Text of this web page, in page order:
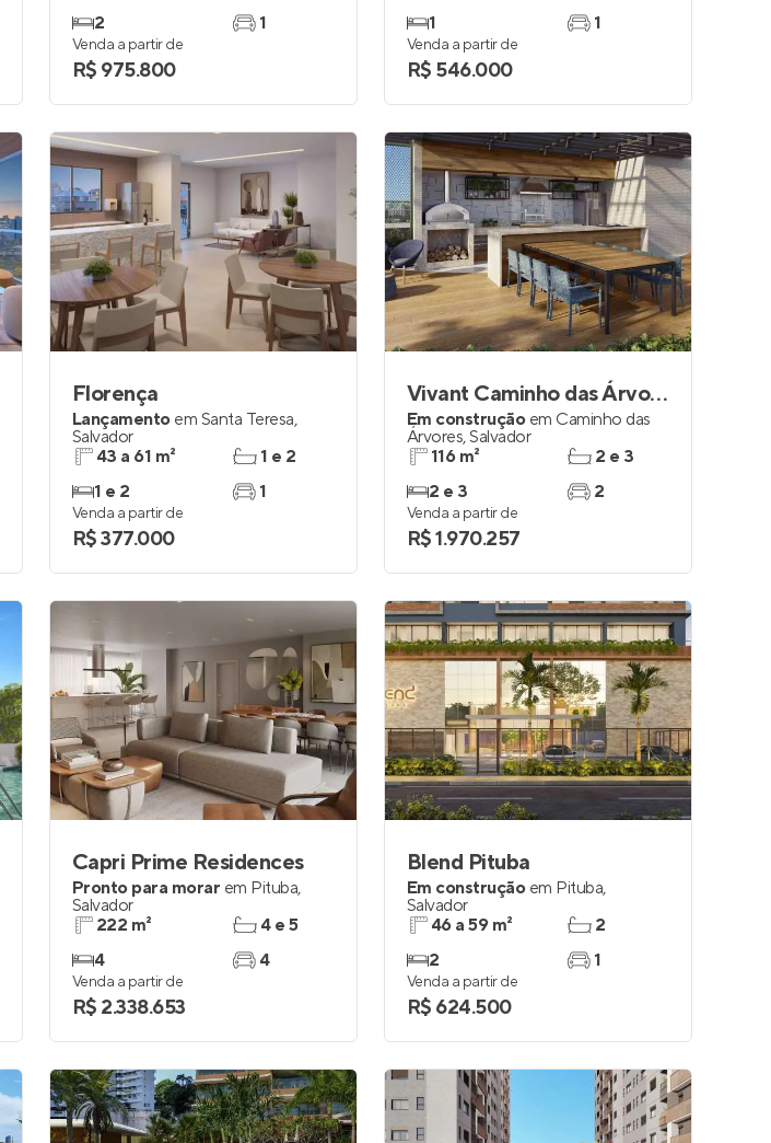
2
1
Venda a partir de
R$ 975.800
1
1
Venda a partir de
R$ 546.000
Florença
Lançamento em Santa Teresa,
Salvador
43 a 61 m²
1 e 2
1 e 2
1
Venda a partir de
R$ 377.000
Vivant Caminho das Árvores
Em construção em Caminho das
Árvores,Salvador
116 m²
2 e 3
2 e 3
2
Venda a partir de
R$ 1.970.257
Capri Prime Residences
Pronto para morar em Pituba,
Salvador
222 m²
4
4 e 5
4
Venda a partir de
R$ 2.338.653
Blend Pituba
Em construção em Pituba,
Salvador
46 a 59 m²
2
2
1
Venda a partir de
R$ 624.500